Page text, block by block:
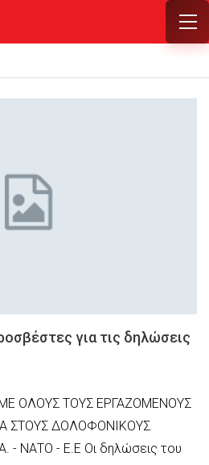
για τις δηλώσεις
ΟΛΟΥΣ ΤΟΥΣ ΕΡΓΑΖΟΜΕΝΟΥΣ
ΣΤΟΥΣ ΔΟΛΟΦΟΝΙΚΟΥΣ
- ΝΑΤΟ - Ε.Ε Οι δηλώσεις του